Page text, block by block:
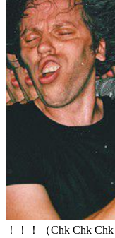
！！！（Chk Chk Chk